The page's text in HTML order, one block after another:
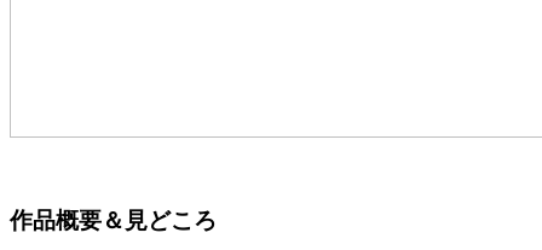
作品概要＆見どころ